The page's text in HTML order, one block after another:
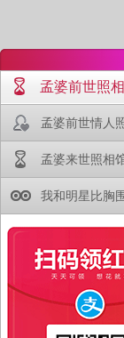
孟婆前世照
孟婆前世情人
孟婆来世照相
我和明星比胸